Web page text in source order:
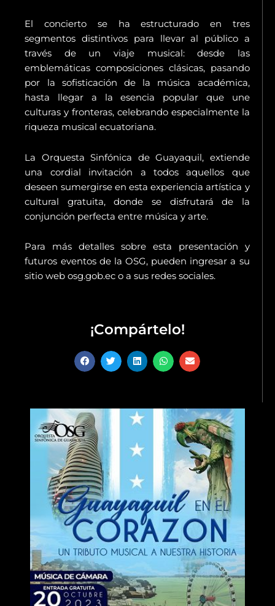
El concierto se ha estructurado en tres
segmentos distintivos para llevar al público a
través de un viaje musical: desde las
emblemáticas composiciones clásicas, pasando
por la sofisticación de la música académica,
hasta llegar a la esencia popular que une
culturas y fronteras, celebrando especialmente la
riqueza musical ecuatoriana.
La Orquesta Sinfónica de Guayaquil, extiende
una cordial invitación a todos aquellos que
deseen sumergirse en esta experiencia artística y
cultural gratuita, donde se disfrutará de la
conjunción perfecta entre música y arte.
Para más detalles sobre esta presentación y
futuros eventos de la OSG, pueden ingresar a su
sitio web osg.gob.ec o a sus redes sociales.
¡Compártelo!